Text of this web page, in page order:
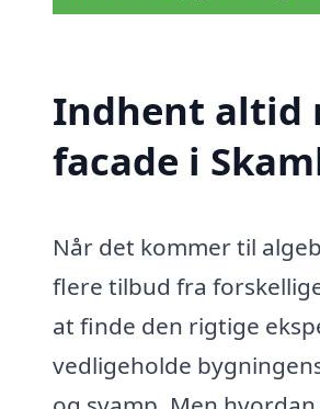
Indhent altid
facade i
Når det kommer til
flere tilbud fra
at finde den rigtige
vedligeholde